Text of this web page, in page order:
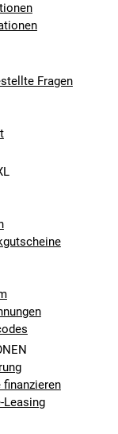
Fragen
finanzieren
Leasing